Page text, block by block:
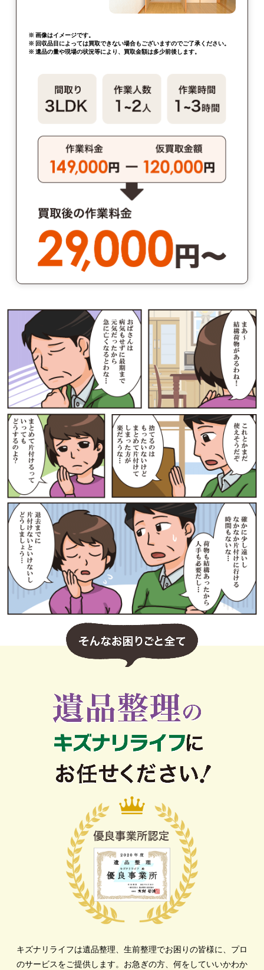
※ 画像はイメージです。
※ 回収品目によっては買取できない場合もございますのでご了承ください。
※ 遺品の量や現場の状況等により、買取金額は多少前後します。
キズナリライフは遺品整理、生前整理でお困りの皆様に、プロ
のサービスをご提供します。 お急ぎの方、何をしていいかわか